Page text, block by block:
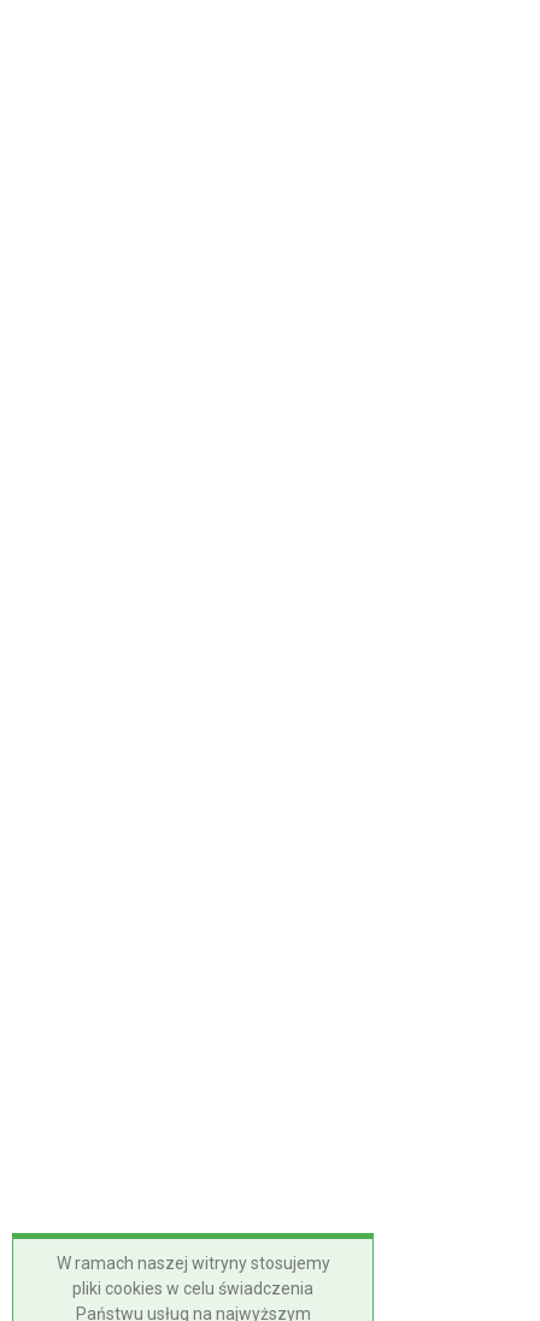
W ramach naszej witryny stosujemy
pliki cookies w celu świadczenia
Państwu usług na najwyższym